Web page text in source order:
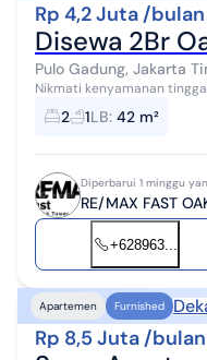
Rp 4,2 Juta /bulan
Disewa 2Br
Pulo Gadung, Jakarta
Nikmati kenyamanan
huni, lengkap dengan
ke arah timur yang...
2 1LB: 42 m²
Diperbarui 1 minggu
RE/MAX FAST
+628963...
Apartemen Furnished
Rp 8,5 Juta /bulan